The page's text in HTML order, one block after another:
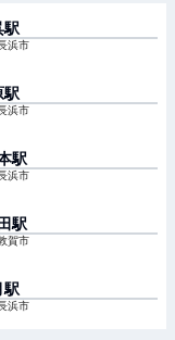
駅
浜市
駅
浜市
駅
浜市
駅
賀市
駅
浜市